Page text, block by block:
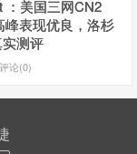
：美国三网CN2
峰表现优良，洛杉
测评
评论(0)